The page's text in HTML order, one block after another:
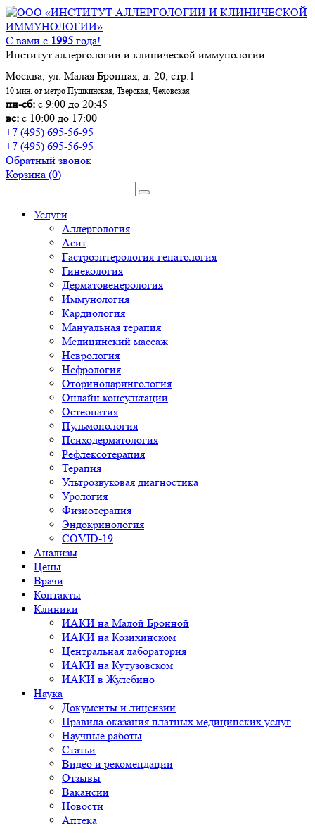
С вами с 1995 года!
Институт аллергологии и клинической иммунологии
Москва, ул. Малая Бронная, д. 20, стр.1
10 мин. от метро Пушкинская, Тверская, Чеховская
пн-сб: с 9:00 до 20:45
вс: с 10:00 до 17:00
+7 (495) 695-56-95
+7 (495) 695-56-95
Обратный звонок
Корзина (0)
Услуги
Аллергология
Асит
Гастроэнтерология-гепатология
Гинекология
Дерматовенерология
Иммунология
Кардиология
Мануальная терапия
Медицинский массаж
Неврология
Нефрология
Оториноларингология
Онлайн консультации
Остеопатия
Пульмонология
Психодерматология
Рефлексотерапия
Терапия
Ультрозвуковая диагностика
Урология
Физиотерапия
Эндокринология
COVID-19
Анализы
Цены
Врачи
Контакты
Клиники
ИАКИ на Малой Бронной
ИАКИ на Козихинском
Центральная лаборатория
ИАКИ на Кутузовском
ИАКИ в Жулебино
Наука
Документы и лицензии
Правила оказания платных медицинских услуг
Научные работы
Статьи
Видео и рекомендации
Отзывы
Вакансии
Новости
Аптека